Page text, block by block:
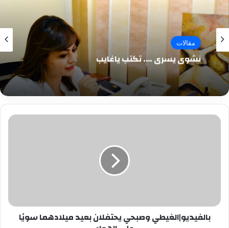
مقالات
نشوى يسرى …. تكتب ياغايب
بالفيديو|
الهواء
بالفيديو|الغيطي وصبحي يحتفلان بعيد ميلادهما سويًا